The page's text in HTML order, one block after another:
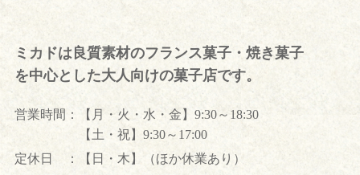
ミカドは良質素材のフランス菓子・焼き菓子
を中心とした大人向けの菓子店です。
営業時間 ：
【月・火・水・金】9:30～18:30
【土・祝】9:30～17:00
定休日
：
【日・木】（ほか休業あり）